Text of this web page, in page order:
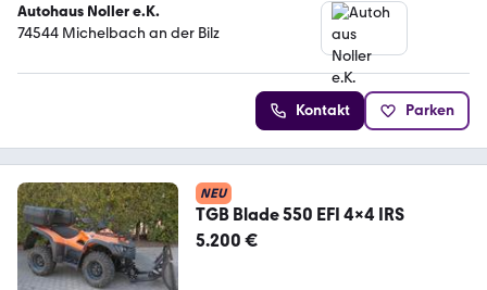
Autohaus Noller e.K.
74544 Michelbach an der Bilz
Kontakt Parken
NEU
TGB Blade 550 EFI 4x4 IRS
5.200 €